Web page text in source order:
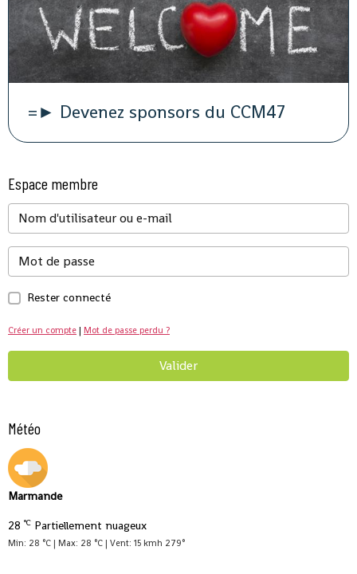
=► Devenez sponsors du CCM47
Espace membre
Rester connecté
Créer un compte | Mot de passe perdu ?
Valider
Météo
Marmande
28 °C Partiellement nuageux
Min: 28 °C | Max: 28 °C | Vent: 15 kmh 279°